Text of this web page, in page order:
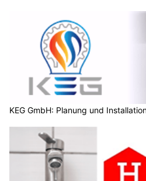
KEG GmbH: Planung und